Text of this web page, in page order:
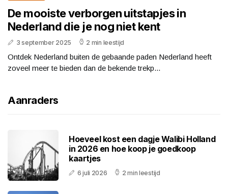
De mooiste verborgen uitstapjes in
Nederland die je nog niet kent
3 september 2025 2 min leestijd
Ontdek Nederland buiten de gebaande paden Nederland heeft
zoveel meer te bieden dan de bekende trekp...
Aanraders
Hoeveel kost een dagje Walibi Holland
in 2026 en hoe koop je goedkoop
kaartjes
6 juli 2026 2 min leestijd